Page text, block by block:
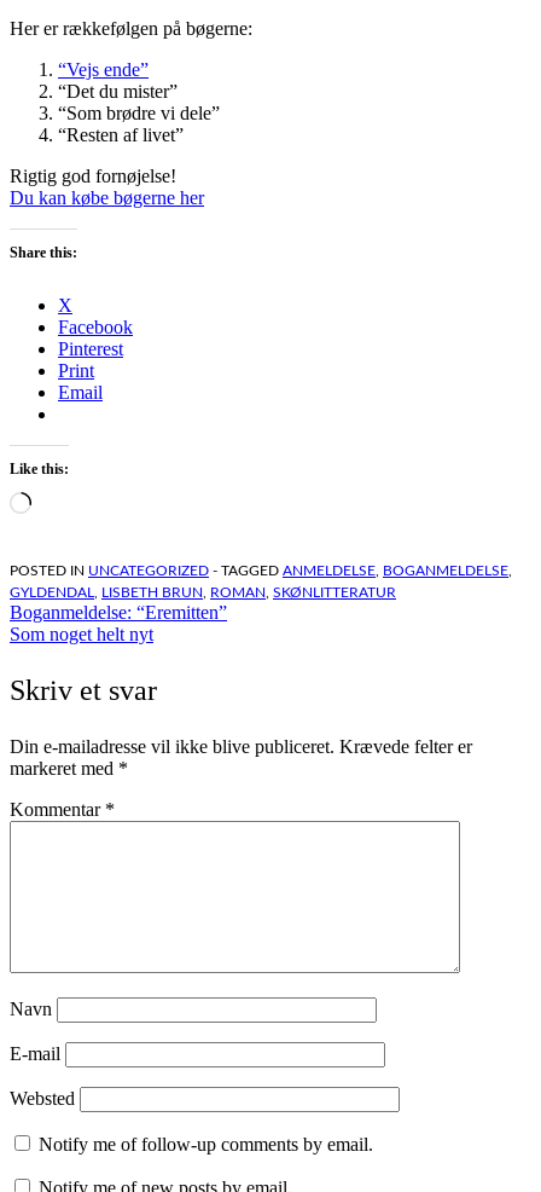
Her er rækkefølgen på bøgerne:
“Vejs ende”
“Det du mister”
“Som brødre vi dele”
“Resten af livet”
Rigtig god fornøjelse!
Du kan købe bøgerne her
Share this:
X
Facebook
Pinterest
Print
Email
Like this:
Loading…
POSTED IN UNCATEGORIZED - TAGGED ANMELDELSE, BOGANMELDELSE,
GYLDENDAL, LISBETH BRUN, ROMAN, SKØNLITTERATUR
Indlægsnavigation
Boganmeldelse: “Eremitten”
Som noget helt nyt
Skriv et svar
Din e-mailadresse vil ikke blive publiceret. Krævede felter er
markeret med *
Kommentar *
Navn
E-mail
Websted
Notify me of follow-up comments by email.